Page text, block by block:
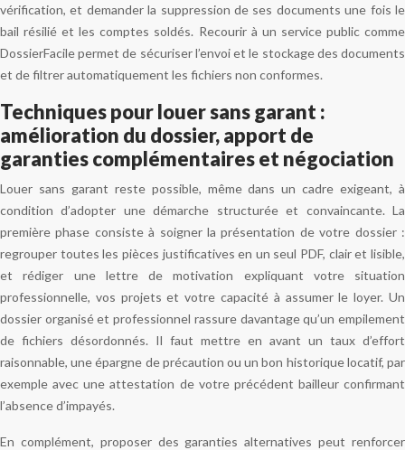
vérification, et demander la suppression de ses documents une fois le
bail résilié et les comptes soldés. Recourir à un service public comme
DossierFacile permet de sécuriser l’envoi et le stockage des documents
et de filtrer automatiquement les fichiers non conformes.
Techniques pour louer sans garant :
amélioration du dossier, apport de
garanties complémentaires et négociation
Louer sans garant reste possible, même dans un cadre exigeant, à
condition d’adopter une démarche structurée et convaincante. La
première phase consiste à soigner la présentation de votre dossier :
regrouper toutes les pièces justificatives en un seul PDF, clair et lisible,
et rédiger une lettre de motivation expliquant votre situation
professionnelle, vos projets et votre capacité à assumer le loyer. Un
dossier organisé et professionnel rassure davantage qu’un empilement
de fichiers désordonnés. Il faut mettre en avant un taux d’effort
raisonnable, une épargne de précaution ou un bon historique locatif, par
exemple avec une attestation de votre précédent bailleur confirmant
l’absence d’impayés.
En complément, proposer des garanties alternatives peut renforcer